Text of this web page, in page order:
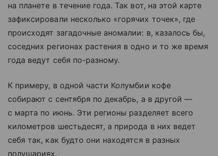
на планете в течение года. Так вот, на этой карте
зафиксировали несколько «горячих точек», где
происходят загадочные аномалии: в, казалось бы,
соседних регионах растения в одно и то же время
года ведут себя по-разному.
К примеру, в одной части Колумбии кофе
собирают с сентября по декабрь, а в другой —
с марта по июнь. Эти регионы разделяет всего
километров шестьдесят, а природа в них ведет
себя так, как будто они находятся в разных
полушариях.